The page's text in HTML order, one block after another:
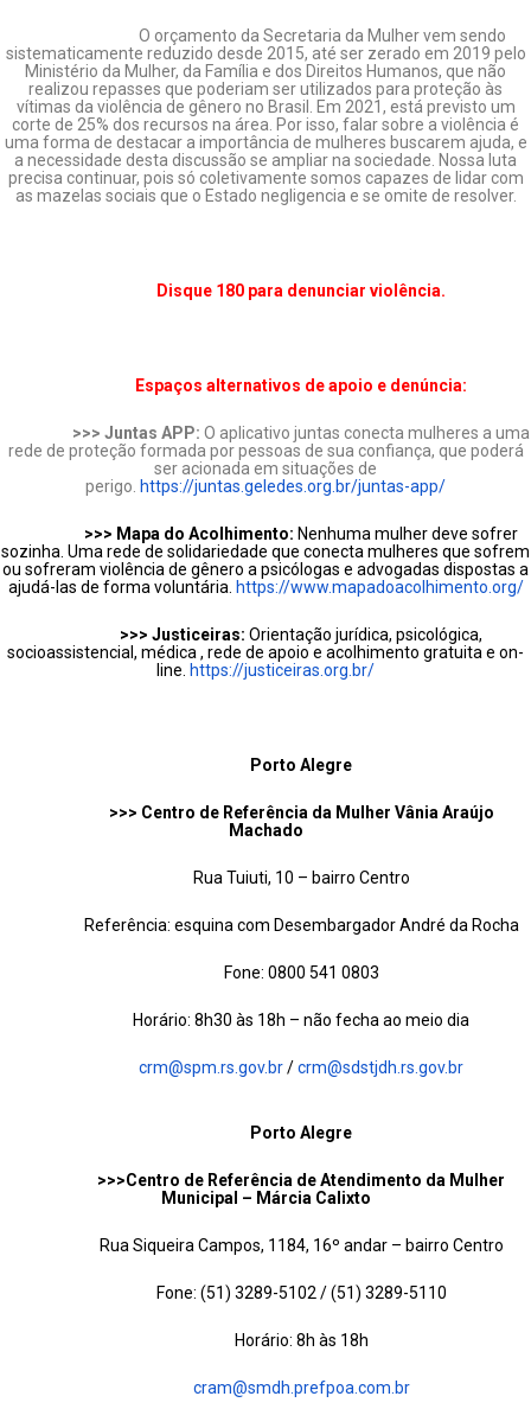
O orçamento da Secretaria da Mulher vem sendo
sistematicamente reduzido desde 2015, até ser zerado em 2019 pelo
Ministério da Mulher, da Família e dos Direitos Humanos, que não
realizou repasses que poderiam ser utilizados para proteção às
vítimas da violência de gênero no Brasil. Em 2021, está previsto um
corte de 25% dos recursos na área. Por isso, falar sobre a violência é
uma forma de destacar a importância de mulheres buscarem ajuda, e
a necessidade desta discussão se ampliar na sociedade. Nossa luta
precisa continuar, pois só coletivamente somos capazes de lidar com
as mazelas sociais que o Estado negligencia e se omite de resolver.
Disque 180 para denunciar violência.
Espaços alternativos de apoio e denúncia:
>>> Juntas APP: O aplicativo juntas conecta mulheres a uma
rede de proteção formada porpessoas de sua confiança, que poderá
ser acionada em situações de
perigo. https://juntas.geledes.org.br/juntas-app/
>>> Mapa do Acolhimento: Nenhuma mulher deve sofrer
sozinha. Uma rede de solidariedade que conecta mulheres que sofrem
ou sofreram violência de gênero a psicólogas e advogadas dispostas a
ajudá-las de forma voluntária. https://www.mapadoacolhimento.org/
>>> Justiceiras: Orientação jurídica, psicológica,
socioassistencial, médica , rede de apoio e acolhimento gratuita e on-
line. https://justiceiras.org.br/
Porto Alegre
>>> Centro de Referência da Mulher Vânia Araújo
Machado
Rua Tuiuti, 10 – bairro Centro
Referência: esquina com Desembargador André da Rocha
Fone: 0800 541 0803
Horário: 8h30 às 18h – não fecha ao meio dia
crm@spm.rs.gov.br/crm@sdstjdh.rs.gov.br
Porto Alegre
>>>Centro de Referência de Atendimento da Mulher
Municipal – Márcia Calixto
Rua Siqueira Campos, 1184, 16º andar – bairro Centro
Fone: (51) 3289-5102 / (51) 3289-5110
Horário: 8h às 18h
cram@smdh.prefpoa.com.br